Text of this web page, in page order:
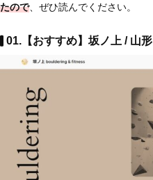
たので、ぜひ読んでください。
01.【おすすめ】坂ノ上 / 山形